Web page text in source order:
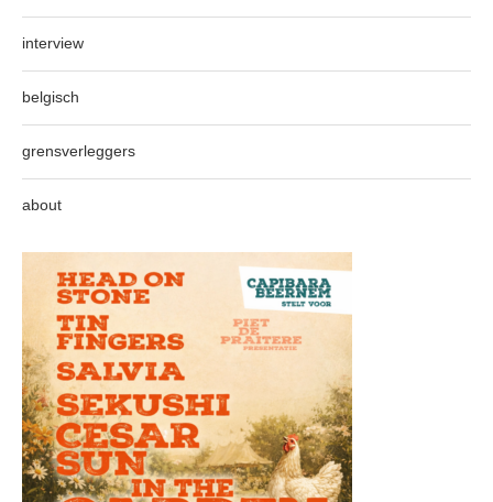
interview
belgisch
grensverleggers
about